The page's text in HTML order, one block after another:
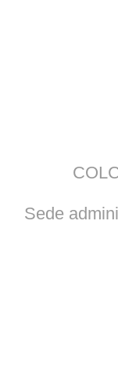
Sede